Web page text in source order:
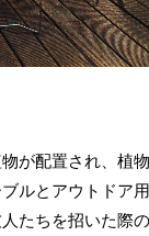
が配置され、植
ルとアウトドア
たちを招いた際